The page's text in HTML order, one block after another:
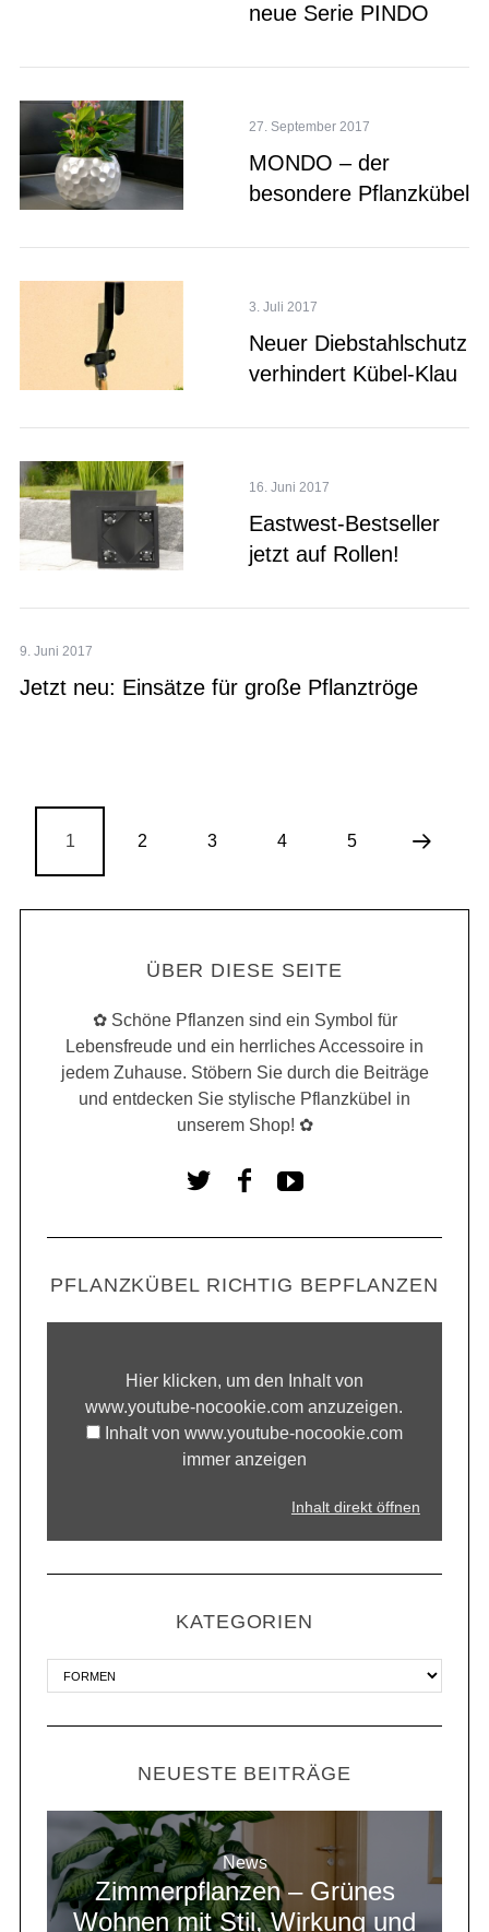
neue Serie PINDO
27. September 2017
MONDO – der
besondere Pflanzkübel
3. Juli 2017
Neuer Diebstahlschutz
verhindert Kübel-Klau
16. Juni 2017
Eastwest-Bestseller
jetzt auf Rollen!
9. Juni 2017
Jetzt neu: Einsätze für große Pflanztröge
1 2 3 4 5
ÜBER DIESE SEITE
✿ Schöne Pflanzen sind ein Symbol für
Lebensfreude und ein herrliches Accessoire in
jedem Zuhause. Stöbern Sie durch die Beiträge
und entdecken Sie stylische Pflanzkübel in
unserem Shop! ✿
PFLANZKÜBEL RICHTIG BEPFLANZEN
Hier klicken, um den Inhalt von
www.youtube-nocookie.com anzuzeigen.
Inhalt von www.youtube-nocookie.com
immer anzeigen
Inhalt direkt öffnen
KATEGORIEN
NEUESTE BEITRÄGE
News
Zimmerpflanzen – Grünes
Wohnen mit Stil, Wirkung und